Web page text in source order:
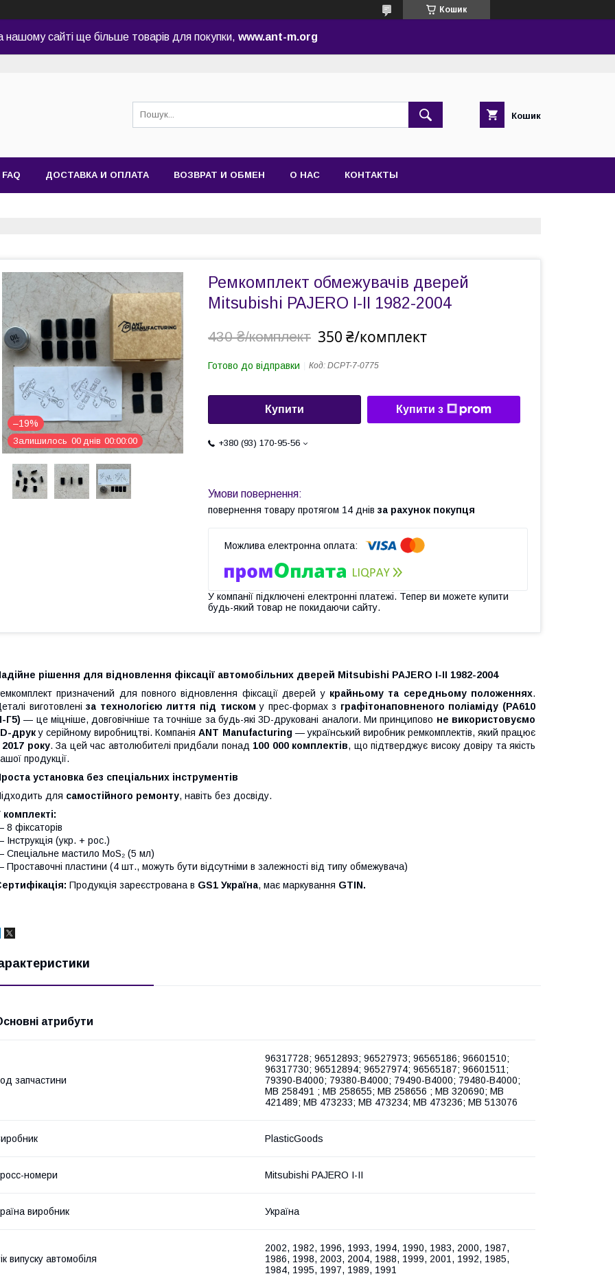
Кошик
нашому сайті ще більше товарів для покупки, www.ant-m.org
Кошик
FAQ ДОСТАВКА И ОПЛАТА ВОЗВРАТ И ОБМЕН О НАС КОНТАКТЫ
–19%
Залишилось 00 днів 00 00 00
Ремкомплект обмежувачів дверей
Mitsubishi PAJERO I-II 1982-2004
430 ₴/комплект 350 ₴/комплект
Готово до відправки Код: DCPT-7-0775
Купити Купити з
+380 (93) 170-95-56
повернення товару протягом 14 днів за рахунок покупця
У компанії підключені електронні платежі. Тепер ви можете купити
будь-який товар не покидаючи сайту.
рішення для відновлення фіксації автомобільних дверей Mitsubishi PAJERO I-II 1982-2004
призначений для повного відновлення фіксації дверей у крайньому та середньому положеннях.
виготовленіза технологією лиття під тиском у прес-формах з графітонаповненого поліаміду (PA610
Г5) — це міцніше, довговічніше та точніше за будь-які 3D-друковані аналоги. Ми принципово не використовуємо
друку серійному виробництві. КомпаніяANT Manufacturing — український виробник ремкомплектів, який працює
2017 року. За цей час автолюбителі придбали понад 100 000 комплектів, що підтверджує високу довіру та якість
продукції.
установка без спеціальних інструментів
для самостійного ремонту, навіть без досвіду.
комплекті:
8 фіксаторів
Інструкція (укр. + рос.)
Спеціальне мастило MoS₂ (5 мл)
Проставочні пластини (4 шт., можуть бути відсутніми в залежності від типу обмежувача)
Продукція зареєстрована в GS1 Україна, має маркування GTIN.
атрибути
запчастини
96317728; 96512893; 96527973; 96565186; 96601510;
96317730; 96512894; 96527974; 96565187; 96601511;
79390-B4000; 79380-B4000; 79490-B4000; 79480-B4000;
MB 258491 ; MB 258655; MB 258656 ; MB 320690; MB
421489; MB 473233; MB 473234; MB 473236; MB 513076
PlasticGoods
номери Mitsubishi PAJERO I-II
виробник Україна
випуску автомобіля
2002, 1982, 1996, 1993, 1994, 1990, 1983, 2000, 1987,
1986, 1998, 2003, 2004, 1988, 1999, 2001, 1992, 1985,
1984, 1995, 1997, 1989, 1991